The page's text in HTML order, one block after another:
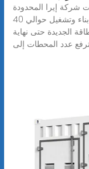
أعلنت شركة إيرا المحدودة
لتكنولوجيا الخدمات الكهربائية أنها تخطط لإكمال بناء وتشغيل حوالي 40
الجديدة حتى نهاية
عدد المحطات إلى